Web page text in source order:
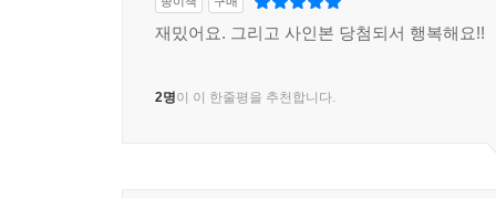
재밌어요. 그리고 사인본 당첨되서 행복해요!!
2명이 이 한줄평을 추천합니다.